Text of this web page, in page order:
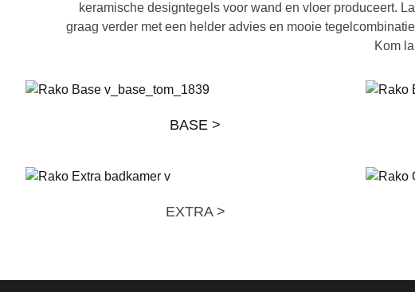
keramische designtegels voor wand en vloer produceert.
graag verder met een helder advies en mooie
Kom
BASE >
EXTRA >